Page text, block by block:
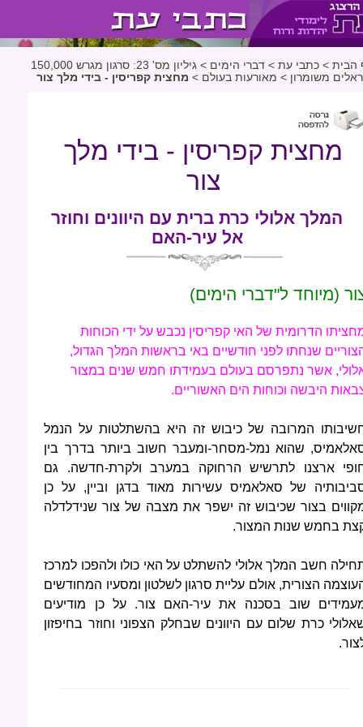
הבית > כתבי עת > דברי הימים >
גיליון מס' 23: סרגון מגרש 150,000
משומרון > מאורעות בעולם > מחצית קפריסין - בידי מלך צור
מחצית קפריסין - בידי מלך
צור
המלך אלולי כרת ברית עם היוונים וחוזר
אל עיר-האם
(מיוחד ל"דברי הימים)
הדרומית של האי קפריסין נכבש על ידי הכוחות
שנחתו לפני חודשיים באי בראשות המלך הגדול,
אשר נתפרסם בעולם בעמידתו חמש שנים במצור
היבשה וכוחות הים האשוריים.
המרובה של כיבוש זה היא בהשתלטות על הנמל
שהוא נמל-מסחר-ומעבר חשוב ביותר בדרך בין
ארצנו לתרשיש הרחוקה במערב ולקרת-חדשה. גם
של סאלאמיס עשירות מאוד בדגן וביין, על כן
בצור שכיבוש זה ישפר את מצבה של צור שנידלדלה
בחמש שנות המצור.
חשב המלך אלולי להשתלט על האי כולו ולהפכו למרכז
הצורית, אולם עליית סרגון לשלטון ומסעיו המחודשים
שוב בסכנה את עיר-האם צור. על כן מודיעים
כרת שלום עם היוונים שבחלק הצפוני וחוזר בחיפזון